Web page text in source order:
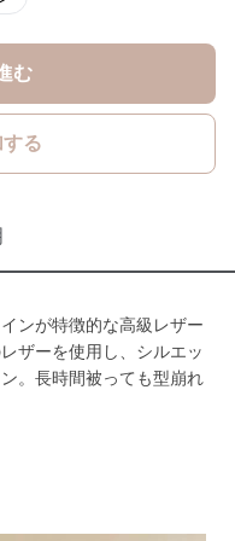
む
る
ンが特徴的な高級レザー
ザーを使用し、シルエッ
。長時間被っても型崩れ